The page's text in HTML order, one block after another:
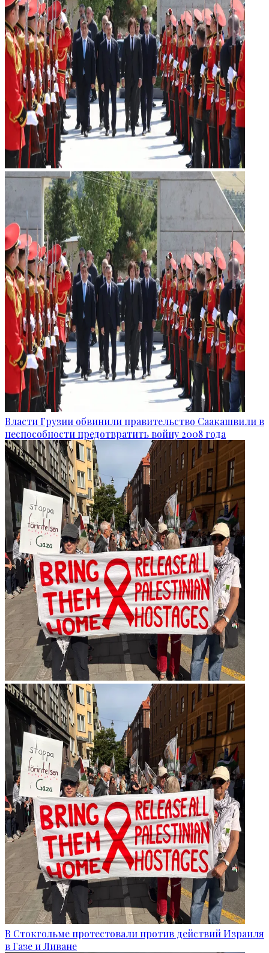
Власти Грузии обвинили правительство Саакашвили в
неспособности предотвратить войну 2008 года
В Стокгольме протестовали против действий Израиля
в Газе и Ливане